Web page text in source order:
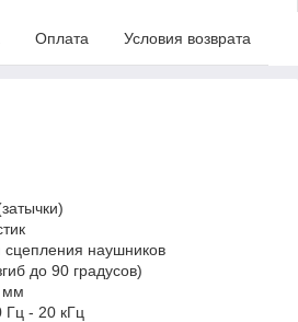
Оплата Условия возврата
сцепления наушников
до 90 градусов)
мм
Гц - 20 кГц